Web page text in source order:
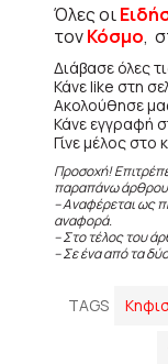
Όλες οι
τονΚόσμο,
Διάβασε όλες
Κάνε like στη
Ακολούθησε
Κάνε εγγραφή
Γίνε μέλος στο
Προσοχή!
παραπάνω
– Αναφέρεται ως
αναφορά.
– Στο τέλος του
– Σε ένα από τα
TAGS